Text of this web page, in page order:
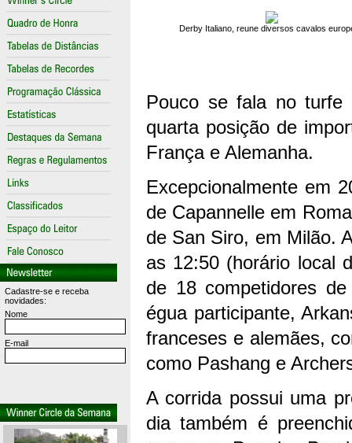
Cadastre-se e receba
novidades:
Nome
E-mail
Derby Italiano, reune diversos cavalos
Pouco se fala no turfe
quarta posição de
França e Alemanha.
Excepcionalmente em
de Capannelle em
de San Siro, em Milão.
as 12:50 (horário local
de 18 competidores
égua participante,
franceses e alemães,
como Pashang e
A corrida possui uma
dia também é